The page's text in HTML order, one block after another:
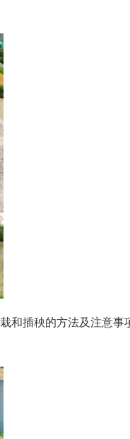
和插秧的方法及注意事